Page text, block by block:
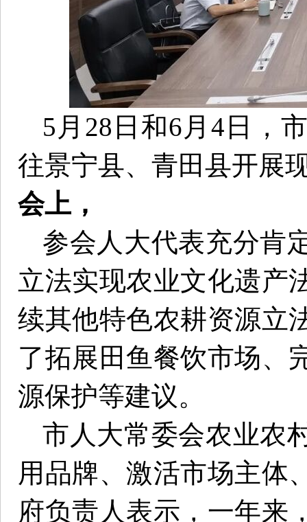
5月28日和6月4日，
往景宁县、青田县开展
会上，
参会人大代表充分肯
立法实现农业文化遗产
续其他特色农耕资源立
了拓展田鱼餐饮市场、
源保护等建议。
市人大常委会农业农
用品牌、激活市场主体
府负责人表示，一年来